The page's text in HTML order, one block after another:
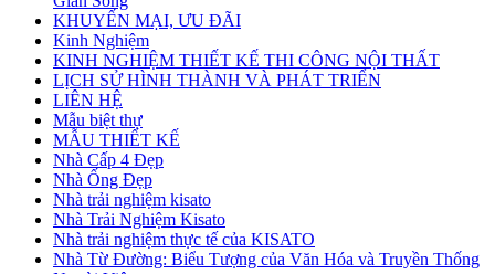
KHUYẾN MẠI, ƯU ĐÃI
Kinh Nghiệm
KINH NGHIỆM THIẾT KẾ THI CÔNG NỘI THẤT
LỊCH SỬ HÌNH THÀNH VÀ PHÁT TRIỂN
LIÊN HỆ
Mẫu biệt thự
MẪU THIẾT KẾ
Nhà Cấp 4 Đẹp
Nhà Ống Đẹp
Nhà trải nghiệm kisato
Nhà Trải Nghiệm Kisato
Nhà trải nghiệm thực tế của KISATO
Nhà Từ Đường: Biểu Tượng của Văn Hóa và Truyền Thống